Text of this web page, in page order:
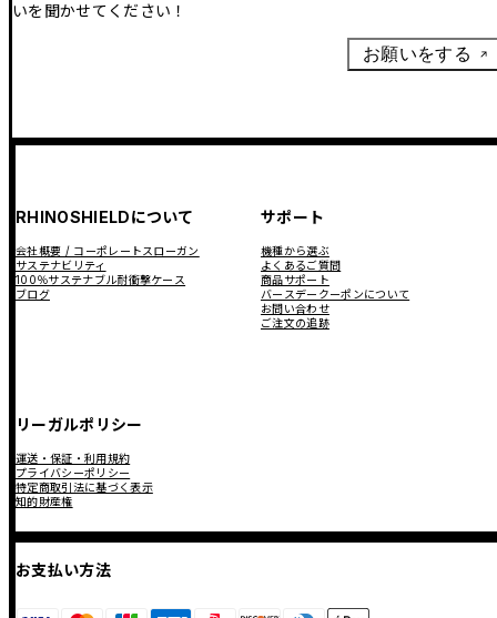
いを聞かせてください！
お願いをする
RHINOSHIELDについて
会社概要 / コーポレートスローガン
サステナビリティ
100％サステナブル耐衝撃ケース
ブログ
サポート
機種から選ぶ
よくあるご質問
商品サポート
バースデークーポンについて
お問い合わせ
ご注文の追跡
リーガルポリシー
運送・保証・利用規約
プライバシーポリシー
特定商取引法に基づく表示
知的財産権
お支払い方法